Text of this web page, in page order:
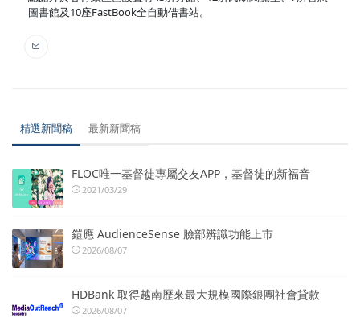
圖書館及10座FastBook全自動借書站。
精選新聞稿 最新新聞稿
FLOC唯一基督徒專屬交友APP，基督徒的新福音
2021/03/29
鎧應 AudienceSense 臉部辨識功能上市
2026/08/07
HDBank 取得越南歷來最大規模國際銀團社會貸款
2026/08/07